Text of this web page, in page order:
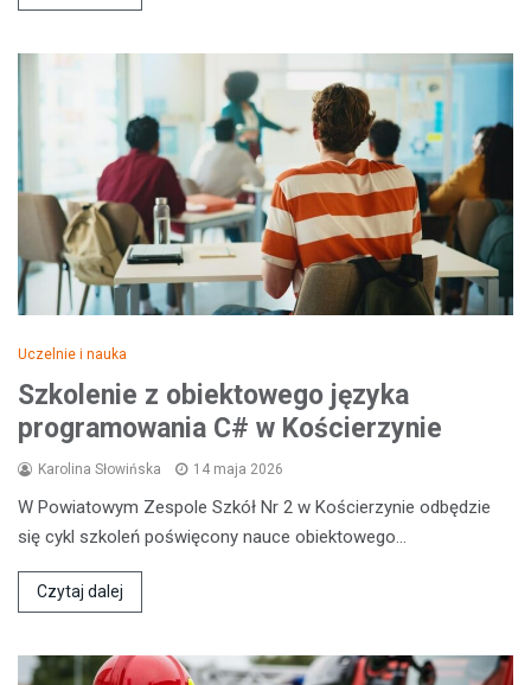
Uczelnie i nauka
Szkolenie z obiektowego języka
programowania C# w Kościerzynie
Karolina Słowińska 14 maja 2026
W Powiatowym Zespole Szkół Nr 2 w Kościerzynie odbędzie
się cykl szkoleń poświęcony nauce obiektowego…
Czytaj dalej